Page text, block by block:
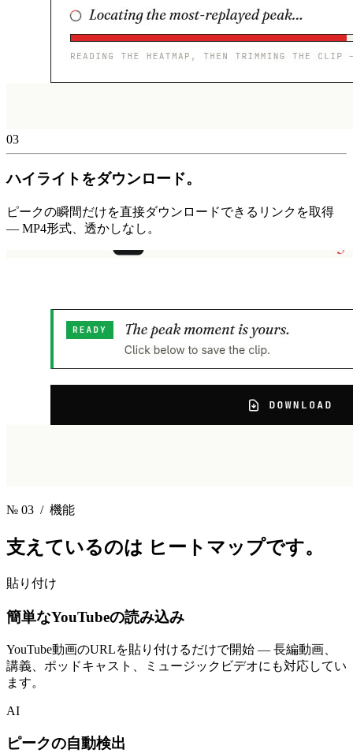
03
ハイライトをダウンロード。
ピークの瞬間だけを直接ダウンロードできるリンクを取得
— MP4形式、透かしなし。
№ 03 / 機能
支えているのは ヒートマップです。
貼り付け
簡単なYouTubeの読み込み
YouTube動画のURLを貼り付けるだけで開始 — 長編動画、
講義、ポッドキャスト、ミュージックビデオにも対応してい
ます。
AI
ピークの自動検出